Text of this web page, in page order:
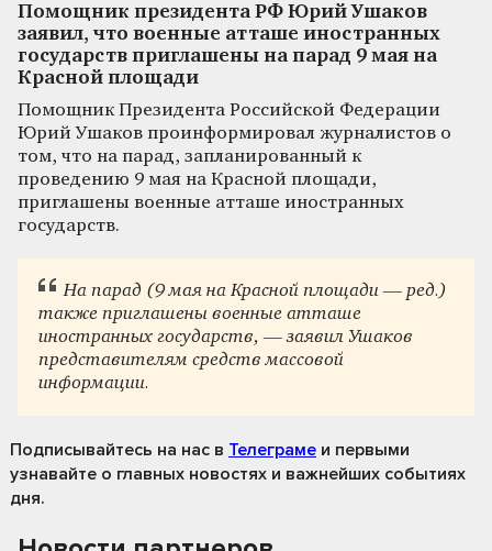
Помощник президента РФ Юрий Ушаков
заявил, что военные атташе иностранных
государств приглашены на парад 9 мая на
Красной площади
Помощник Президента Российской Федерации
Юрий Ушаков проинформировал журналистов о
том, что на парад, запланированный к
проведению 9 мая на Красной площади,
приглашены военные атташе иностранных
государств.
На парад (9 мая на Красной площади — ред.)
также приглашены военные атташе
иностранных государств, — заявил Ушаков
представителям средств массовой
информации.
Подписывайтесь на нас в Телеграме и первыми
узнавайте о главных новостях и важнейших событиях
дня.